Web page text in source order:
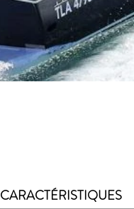
CARACTÉRISTIQUES